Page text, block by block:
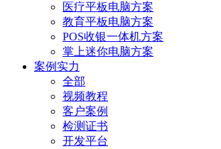
医疗平板电脑方案
教育平板电脑方案
POS收银一体机方案
掌上迷你电脑方案
案例实力
全部
视频教程
客户案例
检测证书
开发平台